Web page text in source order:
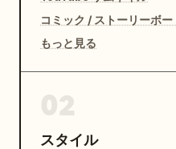
コミック / ストーリーボー
もっと見る
スタイル